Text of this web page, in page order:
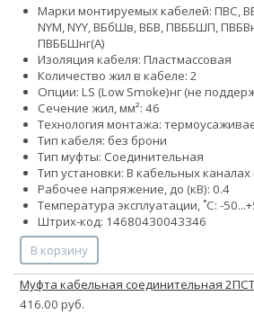
Марки монтируемых кабелей: ПВС,
NYM, NYY, ВБбШв, ВБВ, ПВББШП,
ПВББШнг(А)
Изоляция кабеля: Пластмассовая
Количество жил в кабеле: 2
Опции: LS (Low Smoke)нг (не
Сечение жил, мм²: 46
Технология монтажа:
Тип кабеля: без брони
Тип муфты: Соединительная
Тип установки: В кабельных каналах
Рабочее напряжение, до (кВ): 0.4
Температура эксплуатации, ˚С: -
Штрих-код: 14680430043346
В корзину
Муфта кабельная соединительная
416.00 руб.